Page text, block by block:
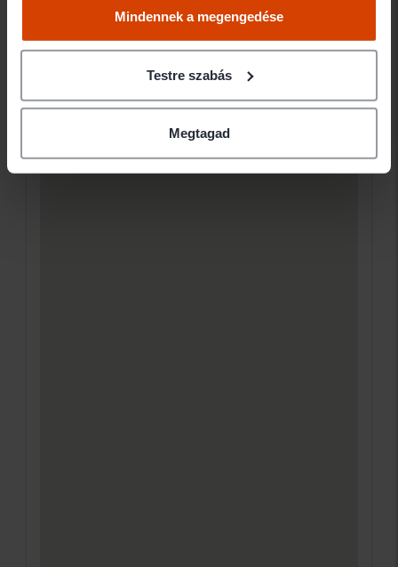
Mindennek a megengedése
Testre szabás
Megtagad